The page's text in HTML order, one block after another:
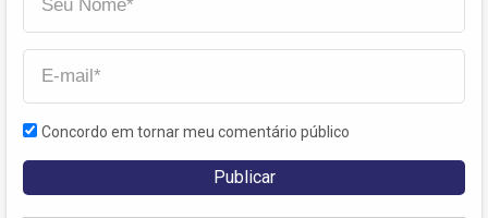
Concordo em tornar meu comentário público